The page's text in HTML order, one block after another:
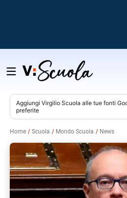
Salta
contenuto
Aggiungi Virgilio Scuola alle tue fonti
preferite
Home Scuola Mondo Scuola News